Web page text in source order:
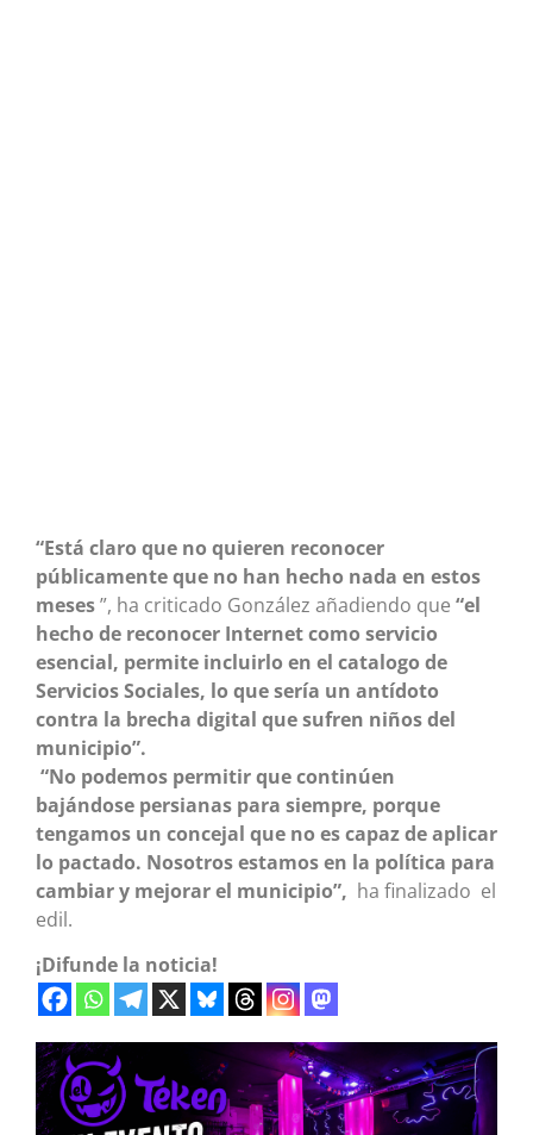
“Está claro que no quieren reconocer
públicamente que no han hecho nada en estos
meses”, ha criticado González añadiendo que “el
hecho de reconocer Internet como servicio
esencial, permite incluirlo en el catalogo de
Servicios Sociales, lo que sería un antídoto
contra la brecha digital que sufren niños del
municipio”.
“No podemos permitir que continúen
bajándose persianas para siempre, porque
tengamos un concejal que no es capaz de aplicar
lo pactado. Nosotros estamos en la política para
cambiar y mejorar el municipio”, ha finalizado el
edil.
¡Difunde la noticia!